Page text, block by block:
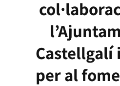
Castellgalí
per al